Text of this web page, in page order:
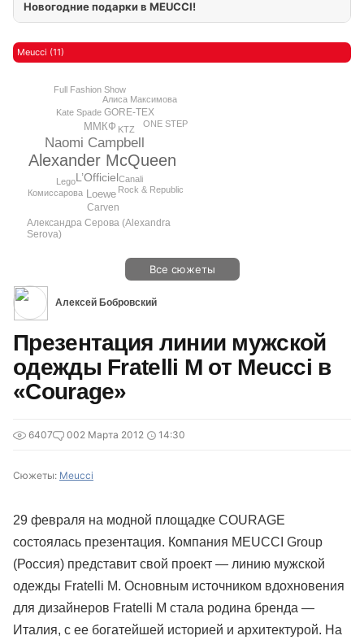
Новогодние подарки в MEUCCI!
Meucci (11)
Alexander McQueen
Naomi Campbell
L’Officiel
Loewe
ММКФ
Carven
GORE-TEX
Александра Серова (Alexandra
Serova)
Kate Spade
Алиса Максимова
KTZ
Canali
Rock & Republic
Lego
ONE STEP
Комиссарова
Full Fashion Show
Все сюжеты
Алексей Бобровский
Презентация линии мужской
одежды Fratelli M от Meucci в
«Courage»
6407 002 Марта 2012 14:30
Сюжеты: Meucci
29 февраля на модной площадке COURAGE
состоялась презентация. Компания MEUCCI Group
(Россия) представит свой проект — линию мужской
одежды Fratelli M. Основным источником вдохновения
для дизайнеров Fratelli M стала родина бренда —
Италия, с ее богатейшей историей и архитектурой. На